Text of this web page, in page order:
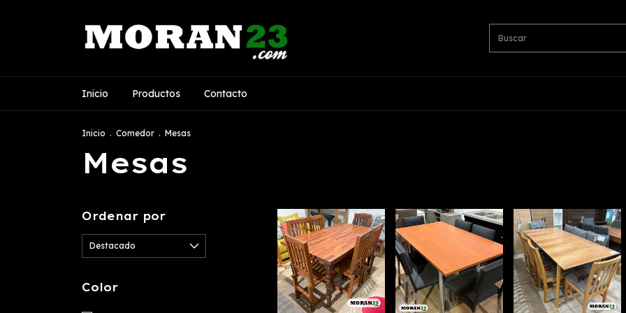
Inicio Productos Contacto
Inicio . Comedor . Mesas
Mesas
Ordenar por
Color